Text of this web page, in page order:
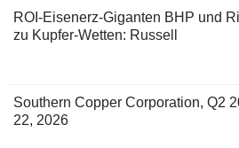
ROI-Eisenerz-Giganten BHP und
zu Kupfer-Wetten: Russell
Southern Copper Corporation, Q2
22, 2026